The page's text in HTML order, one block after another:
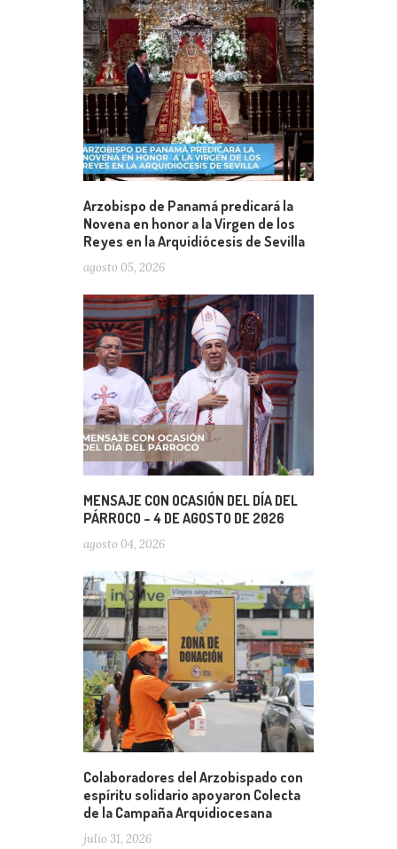
Arzobispo de Panamá predicará la
Novena en honor a la Virgen de los
Reyes en la Arquidiócesis de Sevilla
agosto 05, 2026
MENSAJE CON OCASIÓN DEL DÍA DEL
PÁRROCO – 4 DE AGOSTO DE 2026
agosto 04, 2026
Colaboradores del Arzobispado con
espíritu solidario apoyaron Colecta
de la Campaña Arquidiocesana
julio 31, 2026